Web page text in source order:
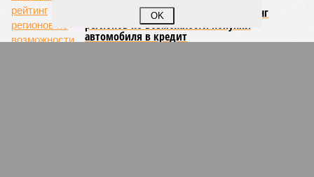
Чечня и Ингушетия замыкают рейтинг
регионов по возможности покупки
автомобиля в кредит
OK